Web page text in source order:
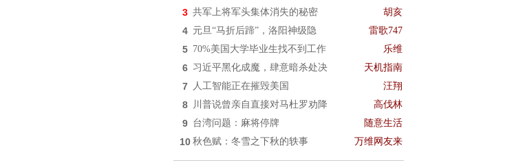
3 共军上将军头集体消失的秘密 胡亥
4 元旦“马折后蹄”，洛阳神级隐 雷歌747
5 70%美国大学毕业生找不到工作 乐维
6 习近平黑化成魔，肆意暗杀处决 天机指南
7 人工智能正在摧毁美国 汪翔
8 川普说曾亲自直接对马杜罗劝降 高伐林
9 台湾问题：麻将停牌 随意生活
10 秋色赋：冬雪之下秋的轶事 万维网友来